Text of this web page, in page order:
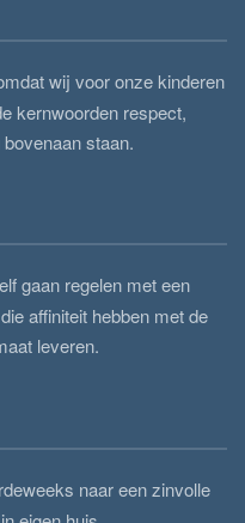
wij voor onze kinderen
kernwoorden respect,
staan.
gaan regelen met een
affiniteit hebben met de
leveren.
naar een zinvolle